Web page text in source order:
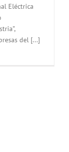
Eléctrica
del [...]